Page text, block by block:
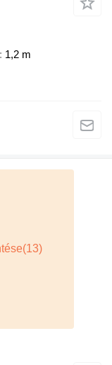
1,2 m